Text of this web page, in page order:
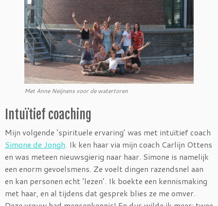
Met Anne Neijnens voor de watertoren
Intuïtief coaching
Mijn volgende ‘spirituele ervaring’ was met intuïtief coach
Simone de Jongh. Ik ken haar via mijn coach Carlijn Ottens
en was meteen nieuwsgierig naar haar. Simone is namelijk
een enorm gevoelsmens. Ze voelt dingen razendsnel aan
en kan personen echt ‘lezen’. Ik boekte een kennismaking
met haar, en al tijdens dat gesprek blies ze me omver.